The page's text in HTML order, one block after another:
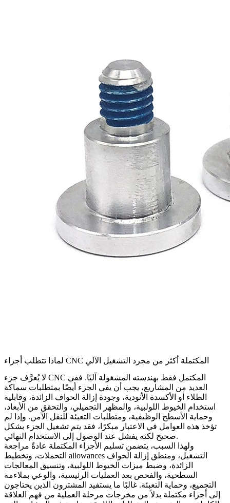
لماذا تتطلب أجزاء CNC المكتملة أكثر من مجرد التشغيل الآلي
لا يُعرَّف جزء CNC المكتمل فقط بهندسته المشغولة آليًا. ففي
العديد من المشاريع، يجب أن يفي الجزء أيضًا بمتطلبات سماكة
الطلاء أو الأكسدة الأنودية، وجودة إزالة الحواف الزائدة، وقابلية
استخدام الخيوط اللولبية، والمظهر التجميلي، والتحقق من الأبعاد،
وحماية الأسطح الوظيفية، ومتطلبات التعبئة للنقل الآمن. وإذا لم
تؤخذ هذه العوامل في الاعتبار مبكرًا، فقد يتم تشغيل الجزء بشكل
صحيح لكنه يفشل عند الوصول إلى الاستخدام النهائي.
ولهذا السبب، يتضمن تسليم الأجزاء المكتملة عادةً مراجعة
التحملات، وتخطيط allowances التشغيل، ومنطق إزالة الحواف
الزائدة، وضبط ميزات الخيوط اللولبية، وتنسيق المعالجات
السطحية، والفحص بعد العمليات الرئيسية، والوعي بملاءمة
التجميع، وحماية التعبئة. غالبًا ما يستفيد المشترون الذين يحتاجون
إلى أجزاء مكتملة بدلاً من مخرجات مرحلة العملية من فهم العلاقة